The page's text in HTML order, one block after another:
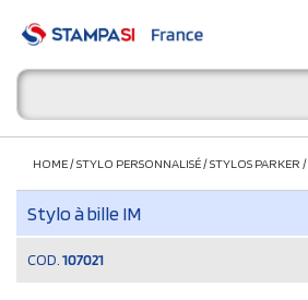
HOME/STYLO PERSONNALISÉ/STYLOS PARKER /
Stylo à bille IM
COD. 107021